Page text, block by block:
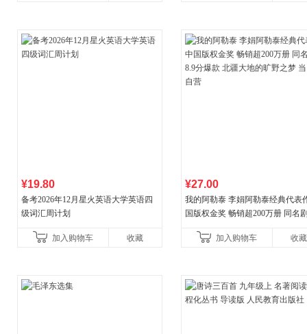
¥19.80
备考2026年12月星火英语大学英语四
级词汇周计划
加入购物车 收藏
¥27.00
我的阿勒泰 李娟阿勒泰经典代表
国版权金奖 畅销超200万册 同名
加入购物车
收藏